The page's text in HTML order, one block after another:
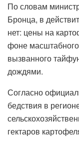
По словам
Бронца, в
нет: цены на
фоне
вызванного
дождями.
Согласно
бедствия в
гектаров